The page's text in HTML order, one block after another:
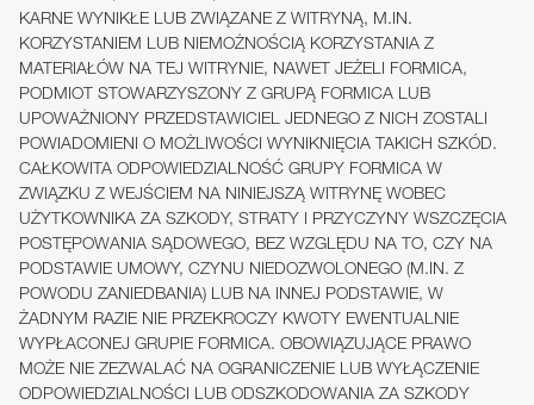
KARNE WYNIKŁE LUB ZWIĄZANE Z WITRYNĄ, M.IN.
KORZYSTANIEM LUB NIEMOŻNOŚCIĄ KORZYSTANIA Z
MATERIAŁÓW NA TEJ WITRYNIE, NAWET JEŻELI FORMICA,
PODMIOT STOWARZYSZONY Z GRUPĄ FORMICA LUB
UPOWAŻNIONY PRZEDSTAWICIEL JEDNEGO Z NICH ZOSTALI
POWIADOMIENI O MOŻLIWOŚCI WYNIKNIĘCIA TAKICH SZKÓD.
CAŁKOWITA ODPOWIEDZIALNOŚĆ GRUPY FORMICA W
ZWIĄZKU Z WEJŚCIEM NA NINIEJSZĄ WITRYNĘ WOBEC
UŻYTKOWNIKA ZA SZKODY, STRATY I PRZYCZYNY WSZCZĘCIA
POSTĘPOWANIA SĄDOWEGO, BEZ WZGLĘDU NA TO, CZY NA
PODSTAWIE UMOWY, CZYNU NIEDOZWOLONEGO (M.IN. Z
POWODU ZANIEDBANIA) LUB NA INNEJ PODSTAWIE, W
ŻADNYM RAZIE NIE PRZEKROCZY KWOTY EWENTUALNIE
WYPŁACONEJ GRUPIE FORMICA. OBOWIĄZUJĄCE PRAWO
MOŻE NIE ZEZWALAĆ NA OGRANICZENIE LUB WYŁĄCZENIE
ODPOWIEDZIALNOŚCI LUB ODSZKODOWANIA ZA SZKODY